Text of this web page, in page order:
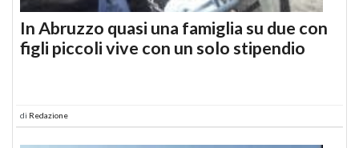
In Abruzzo quasi una famiglia su due con
figli piccoli vive con un solo stipendio
di Redazione